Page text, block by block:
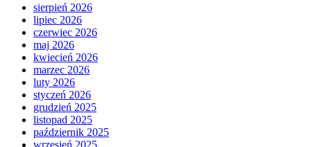
sierpień 2026
lipiec 2026
czerwiec 2026
maj 2026
kwiecień 2026
marzec 2026
luty 2026
styczeń 2026
grudzień 2025
listopad 2025
październik 2025
wrzesień 2025